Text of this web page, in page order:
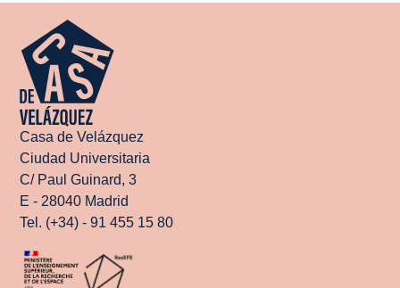
Casa de Velázquez
Ciudad Universitaria
C/ Paul Guinard, 3
E - 28040 Madrid
Tel. (+34) - 91 455 15 80